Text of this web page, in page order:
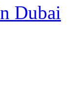
Dubai